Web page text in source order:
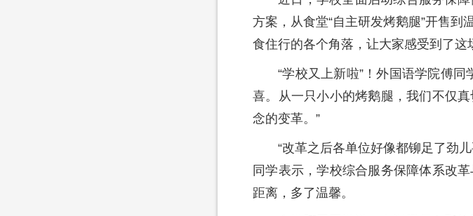
方案，从食堂“自主研发烤鹅腿”开售
食住行的各个角落，让大家感受到了这
“学校又上新啦”！外国语学院傅
喜。从一只小小的烤鹅腿，我们不仅
念的变革。”
“改革之后各单位好像都铆足了劲
同学表示，学校综合服务保障体系改
距离，多了温馨。